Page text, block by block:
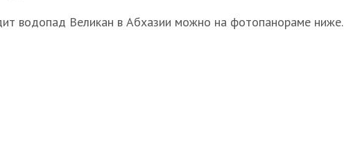
водопад Великан в Абхазии можно на фотопанораме ниже.